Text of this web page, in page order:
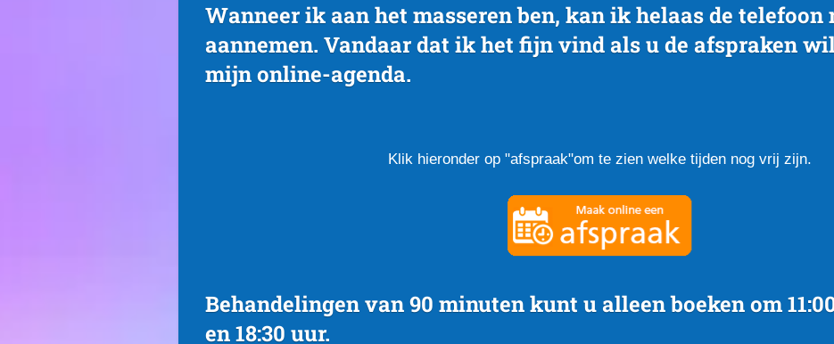
Wanneer ik aan het masseren ben, kan ik helaas de telefoon
aannemen. Vandaar dat ik het fijn vind als u de afspraken
mijn online-agenda.
Klik hieronder op "afspraak"om te zien welke tijden nog vrij zijn.
Behandelingen van 90 minuten kunt u alleen boeken om
en 18:30 uur.